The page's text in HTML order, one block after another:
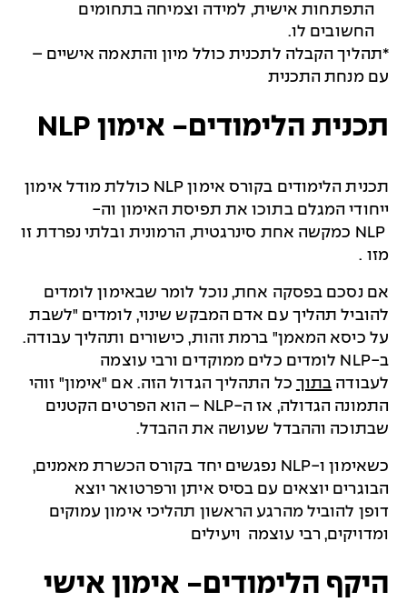
התפתחות אישית, למידה וצמיחה בתחומים
החשובים לו.
*תהליך הקבלה לתכנית כולל מיון והתאמה אישיים –
עם מנחת התכנית
תכנית הלימודים- אימון NLP
תכנית הלימודים בקורס אימון NLP כוללת מודל אימון
ייחודי המגלם בתוכו את תפיסת האימון וה-
NLP כמקשה אחת סינרגטית, הרמונית ובלתי נפרדת זו
מזו .
אם נסכם בפסקה אחת, נוכל לומר שבאימון לומדים
להוביל תהליך עם אדם המבקש שינוי, לומדים "לשבת
על כיסא המאמן" ברמת זהות, כישורים ותהליך עבודה.
ב-NLP לומדים כלים ממוקדים ורבי עוצמה
לעבודה בתוך כל התהליך הגדול הזה. אם "אימון" זוהי
התמונה הגדולה, אז ה-NLP – הוא הפרטים הקטנים
שבתוכה וההבדל שעושה את ההבדל.
כשאימון ו-NLP נפגשים יחד בקורס הכשרת מאמנים,
הבוגרים יוצאים עם בסיס איתן ורפרטואר יוצא
דופן להוביל מהרגע הראשון תהליכי אימון עמוקים
ומדויקים, רבי עוצמה ויעילים
היקף הלימודים- אימון אישי